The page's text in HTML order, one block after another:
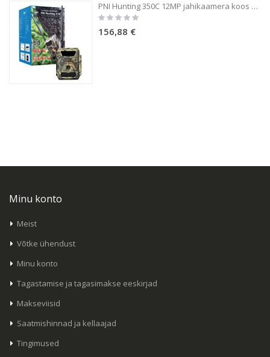
PNI Hunting 350C 12MP jahikaamera koos 3G interneti, SMS-iga, edastab liikumisfotosid telefonis, e-posti teel, FTP, täis HD 1080P, Night Vision, 58 nähtamatut LED-i loomadele
Rating:
156,88 €
Minu konto
Meist
Võtke ühendust
Minu konto
Tagastamise ja tagasimakse eeskirjad
Makseviisid
Saatmishinnad ja kellaajad
Tingimused